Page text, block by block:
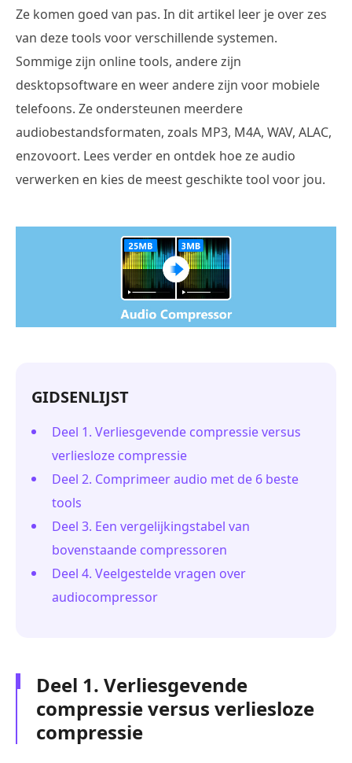
Ze komen goed van pas. In dit artikel leer je over zes
van deze tools voor verschillende systemen.
Sommige zijn online tools, andere zijn
desktopsoftware en weer andere zijn voor mobiele
telefoons. Ze ondersteunen meerdere
audiobestandsformaten, zoals MP3, M4A, WAV, ALAC,
enzovoort. Lees verder en ontdek hoe ze audio
verwerken en kies de meest geschikte tool voor jou.
GIDSENLIJST
Deel 1. Verliesgevende compressie versus
verliesloze compressie
Deel 2. Comprimeer audio met de 6 beste
tools
Deel 3. Een vergelijkingstabel van
bovenstaande compressoren
Deel 4. Veelgestelde vragen over
audiocompressor
Deel 1. Verliesgevende
compressie versus verliesloze
compressie